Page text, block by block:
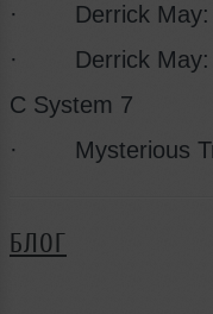
· Derrick May:
· Derrick May:
С System 7
· Mysterious
БЛОГ